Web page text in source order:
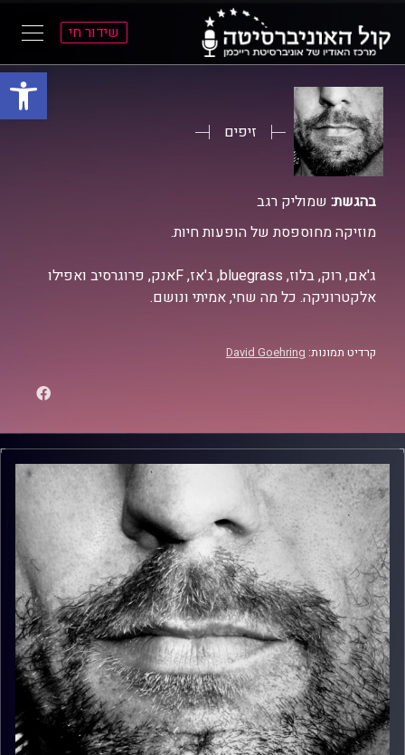
פתח
התפריט
הראשי
התוכן
הראשי
שידור חי
זיפים
בהגשת: שמוליק רגב
מוזיקה מחוספסת של הופעות חיות.
ג'אם, רוק, בלוז, bluegrass, ג'אז, Fאנק, פרוגרסיב ואפילו
אלקטרוניקה. כל מה שחי, אמיתי ונושם.
קרדיט תמונות: David Goehring